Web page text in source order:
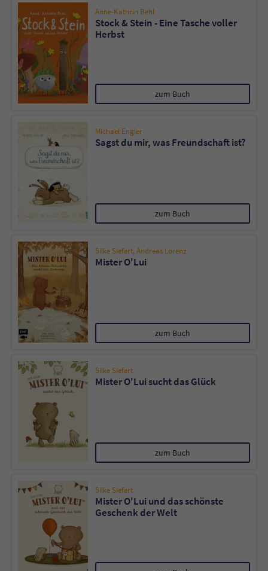
Anne-Kathrin Behl
Stock & Stein - Eine Tasche voller
Herbst
zum Buch
Michael Engler
Sagst du mir, was Freundschaft ist?
zum Buch
Silke Siefert,Andreas Lorenz
Mister O'Lui
zum Buch
Silke Siefert
Mister O'Lui sucht das Glück
zum Buch
Silke Siefert
Mister O'Lui und das schönste
Geschenk der Welt